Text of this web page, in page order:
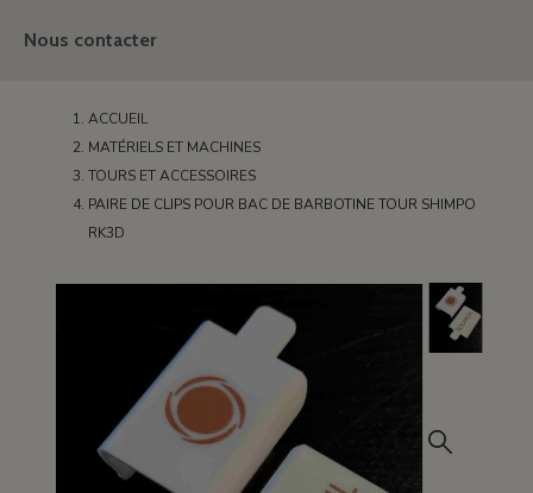
Nous contacter
ACCUEIL
MATÉRIELS ET MACHINES
TOURS ET ACCESSOIRES
PAIRE DE CLIPS POUR BAC DE BARBOTINE TOUR SHIMPO
RK3D